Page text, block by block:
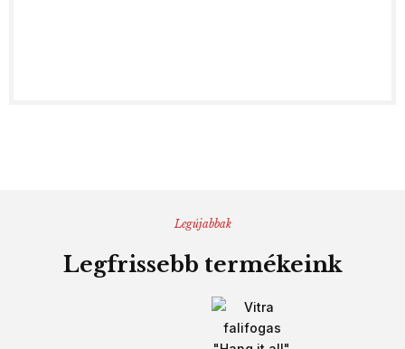
Legújabbak
Legfrissebb termékeink